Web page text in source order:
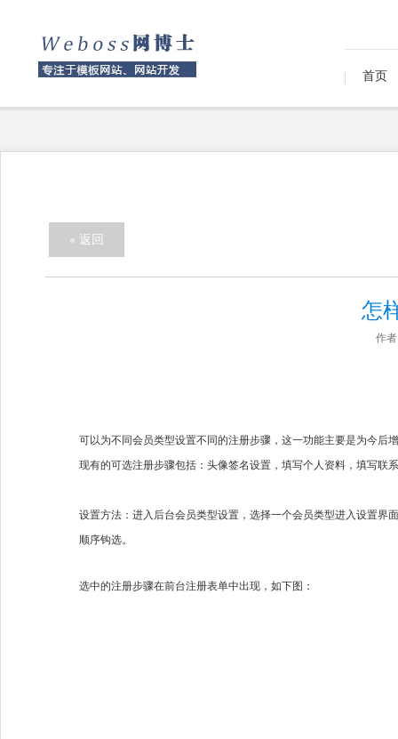
首页
« 返回
怎
作
可以为不同会员类型设置不同的注册步骤，这一功能主要是为今后
现有的可选注册步骤包括：头像签名设置，填写个人资料，填写联
设置方法：进入后台会员类型设置，选择一个会员类型进入设置界
顺序钩选。
选中的注册步骤在前台注册表单中出现，如下图：